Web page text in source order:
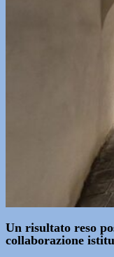
Un risultato reso
collaborazione